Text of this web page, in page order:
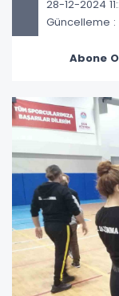
28-12-2024
Güncelleme :
Abone